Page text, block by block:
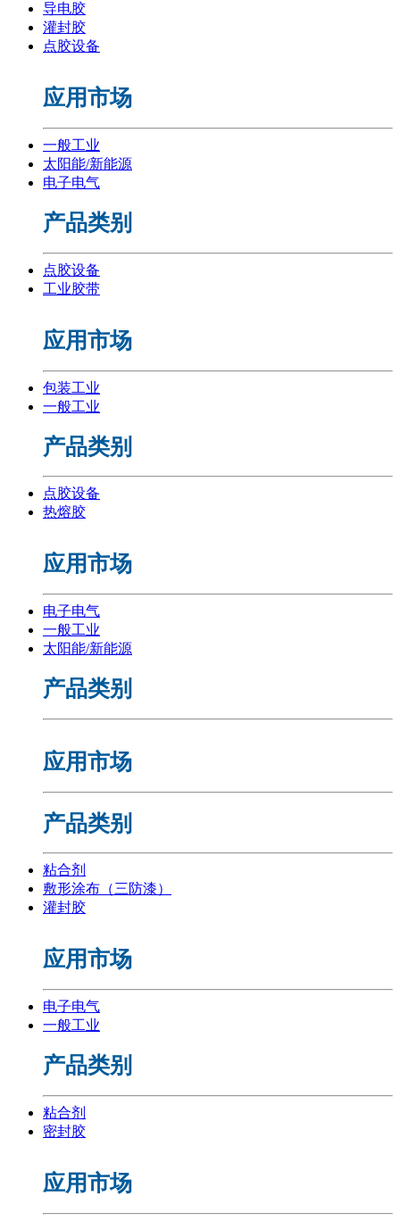
导电胶
灌封胶
点胶设备
应用市场
一般工业
太阳能/新能源
电子电气
产品类别
点胶设备
工业胶带
应用市场
包装工业
一般工业
产品类别
点胶设备
热熔胶
应用市场
电子电气
一般工业
太阳能/新能源
产品类别
应用市场
产品类别
粘合剂
敷形涂布（三防漆）
灌封胶
应用市场
电子电气
一般工业
产品类别
粘合剂
密封胶
应用市场